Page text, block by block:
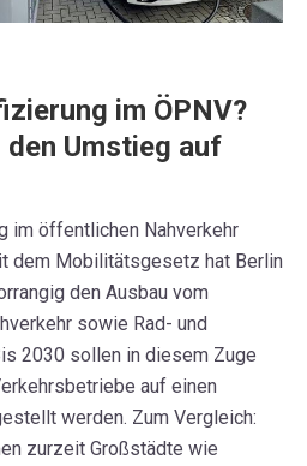
im ÖPNV?
den Umstieg auf
im öffentlichen Nahverkehr
dem Mobilitätsgesetz hat Berlin
den Ausbau vom
sowie Rad- und
2030 sollen in diesem Zuge
auf einen
werden. Zum Vergleich:
zurzeit Großstädte wie